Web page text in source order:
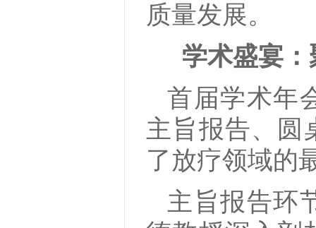
质量发展。
学术盛宴
首届学术年
主旨报告、圆
了放疗领域的
主旨报告环